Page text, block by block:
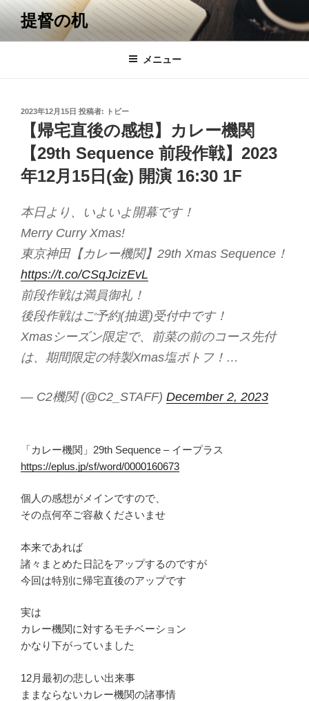
コ
テ
提督の机
メニュー
投
2023年12月15日 投稿者: トビー
【帰宅直後の感想】カレー機関
【29th Sequence 前段作戦】2023
年12月15日(金) 開演 16:30 1F
本日より、いよいよ開幕です！
Merry Curry Xmas!
東京神田【カレー機関】29th Xmas Sequence！
https://t.co/CSqJcizEvL
前段作戦は満員御礼！
後段作戦はご予約(抽選)受付中です！
Xmasシーズン限定で、前菜の前のコース先付
は、期間限定の特製Xmas塩ポトフ！…
— C2機関 (@C2_STAFF) December 2, 2023
「カレー機関」29th Sequence – イープラス
https://eplus.jp/sf/word/0000160673
個人の感想がメインですので、
その点何卒ご容赦くださいませ
本来であれば
諸々まとめた日記をアップするのですが
今回は特別に帰宅直後のアップです
実は
カレー機関に対するモチベーション
かなり下がっていました
12月最初の悲しい出来事
ままならないカレー機関の諸事情